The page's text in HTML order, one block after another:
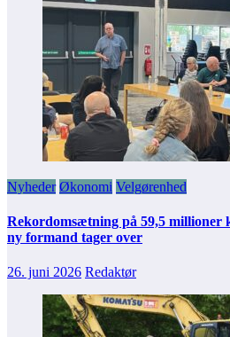
Nyheder Økonomi Velgørenhed
Rekordomsætning på 59,5 millioner
ny formand tager over
26. juni 2026 Redaktør